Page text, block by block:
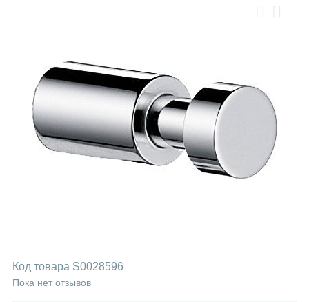
Код товара S0028596
Пока нет отзывов